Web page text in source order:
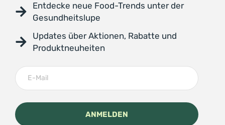
Entdecke neue Food-Trends unter der
Gesundheitslupe
Updates über Aktionen, Rabatte und
Produktneuheiten